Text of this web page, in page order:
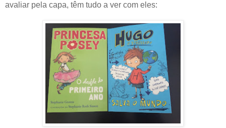
avaliar pela capa, têm tudo a ver com eles: